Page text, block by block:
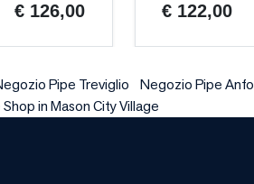
€ 126,00 € 122,00
Pipe Treviglio Negozio Pipe Anfo
in Mason City Village